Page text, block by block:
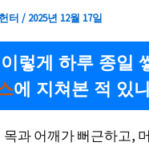
터/ 2025년 12월 17일
렇게 하루 종일
에 지쳐본 적 있
목과 어깨가 뻐근하고,